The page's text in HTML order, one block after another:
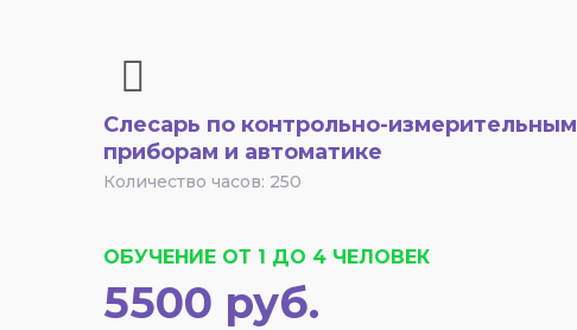
Слесарь по контрольно-измерительным
приборам и автоматике
Количество часов: 250
ОБУЧЕНИЕ ОТ 1 ДО 4 ЧЕЛОВЕК
5500 руб.